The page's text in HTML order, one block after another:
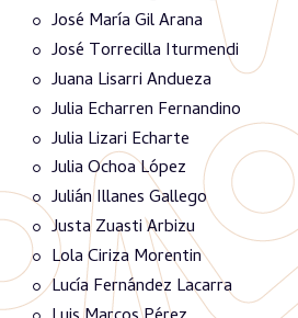
José María Gil Arana
José Torrecilla Iturmendi
Juana Lisarri Andueza
Julia Echarren Fernandino
Julia Lizari Echarte
Julia Ochoa López
Julián Illanes Gallego
Justa Zuasti Arbizu
Lola Ciriza Morentin
Lucía Fernández Lacarra